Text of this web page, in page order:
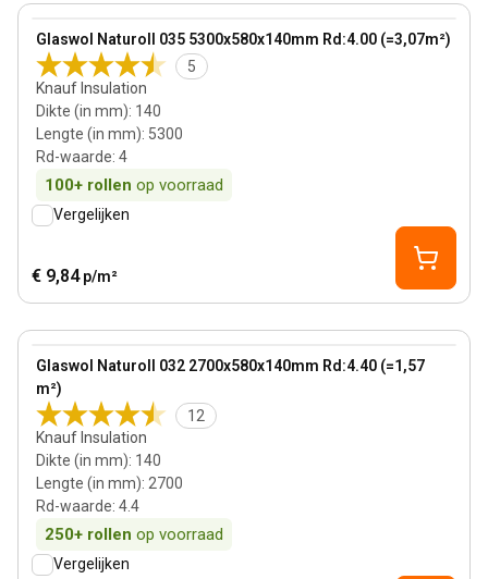
Bestseller
Glaswol Naturoll 035 5300x580x140mm Rd:4.00 (=3,07m²)
5
Knauf Insulation
Dikte (in mm): 140
Lengte (in mm): 5300
Rd-waarde: 4
100+ rollen op voorraad
View product
Vergelijken
€ 9,84 p/m²
Glaswol Naturoll 032 2700x580x140mm Rd:4.40 (=1,57
m²)
12
Knauf Insulation
Dikte (in mm): 140
Lengte (in mm): 2700
Rd-waarde: 4.4
250+ rollen op voorraad
View product
Vergelijken